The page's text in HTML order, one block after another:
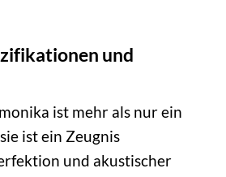
und
ist mehr als nur ein
ist ein Zeugnis
und akustischer